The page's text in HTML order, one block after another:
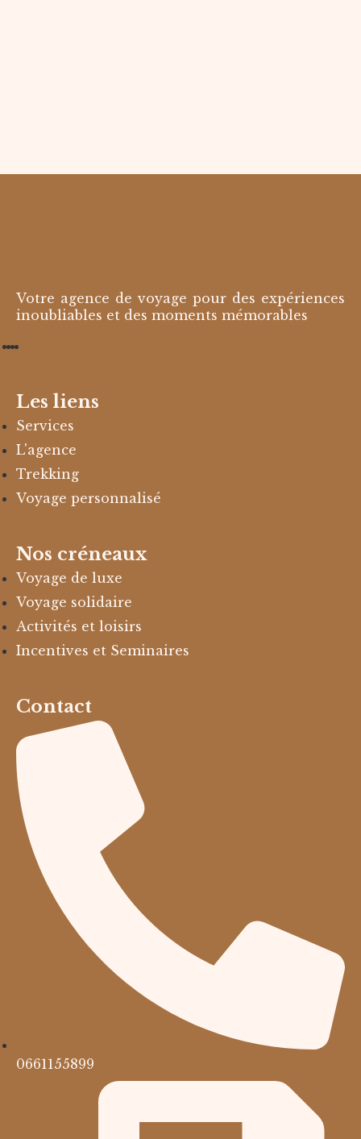
Votre agence de voyage pour des expériences
inoubliables et des moments mémorables
Les liens
Services
L'agence
Trekking
Voyage personnalisé
Nos créneaux
Voyage de luxe
Voyage solidaire
Activités et loisirs
Incentives et Seminaires
Contact
0661155899